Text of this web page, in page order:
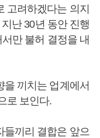
고려하겠다는 의지
난 30년 동안 진행
만 불허 결정을 내
끼치는 업계에서
로 보인다.
들끼리 결합은 앞으